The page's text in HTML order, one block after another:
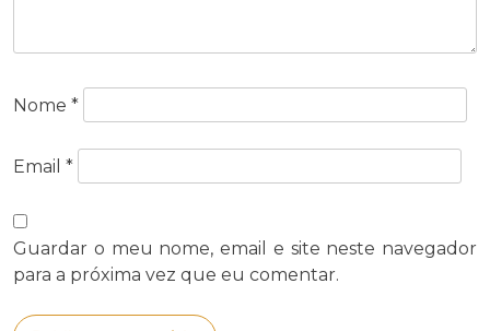
Nome *
Email *
Guardar o meu nome, email e site neste navegador
para a próxima vez que eu comentar.